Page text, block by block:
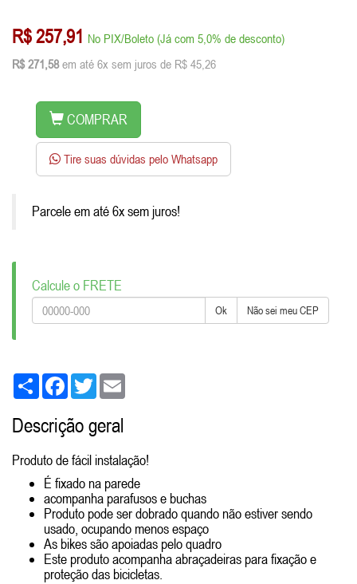
R$ 257,91 No PIX/Boleto (Já com 5,0% de desconto)
R$ 271,58 em até 6x sem juros de R$ 45,26
COMPRAR
Tire suas dúvidas pelo Whatsapp
Parcele em até 6x sem juros!
Calcule o FRETE
Ok Não sei meu CEP
Share FacebookTwitter
Descrição geral
Produto de fácil instalação!
É fixado na parede
acompanha parafusos e buchas
Produto pode ser dobrado quando não estiver sendo
usado, ocupando menos espaço
As bikes são apoiadas pelo quadro
Este produto acompanha abraçadeiras para fixação e
proteção das bicicletas.